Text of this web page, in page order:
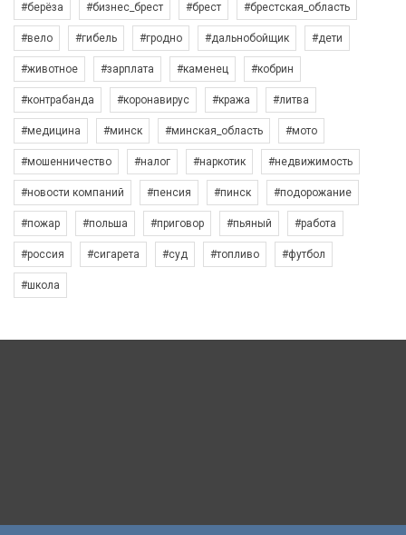
#берёза #бизнес_брест #брест #брестская_область
#вело #гибель #гродно #дальнобойщик #дети
#животное #зарплата #каменец #кобрин
#контрабанда #коронавирус #кража #литва
#медицина #минск #минская_область #мото
#мошенничество #налог #наркотик #недвижимость
#новости компаний #пенсия #пинск #подорожание
#пожар #польша #приговор #пьяный #работа
#россия #сигарета #суд #топливо #футбол
#школа